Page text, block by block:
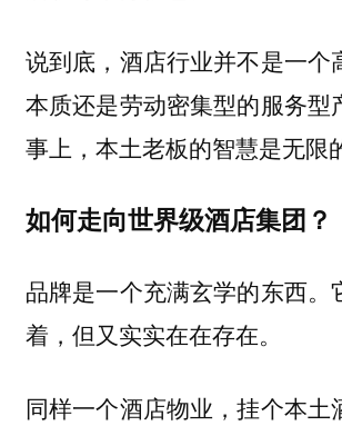
说到底，酒店行业并不是一个
本质还是劳动密集型的服务型
事上，本土老板的智慧是无限
如何走向世界级酒店集团？
品牌是一个充满玄学的东西。
着，但又实实在在存在。
同样一个酒店物业，挂个本土